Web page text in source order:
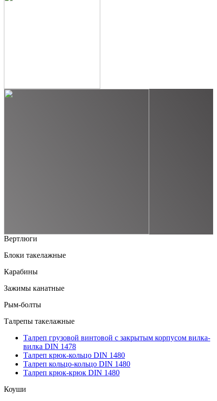
Вертлюги
Блоки такелажные
Карабины
Зажимы канатные
Рым-болты
Талрепы такелажные
Талреп грузовой винтовой с закрытым корпусом вилка-
вилка DIN 1478
Талреп крюк-кольцо DIN 1480
Талреп кольцо-кольцо DIN 1480
Талреп крюк-крюк DIN 1480
Коуши